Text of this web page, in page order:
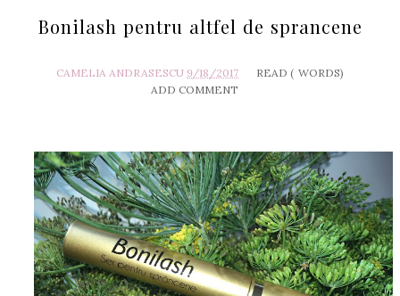
Bonilash pentru altfel de sprancene
CAMELIA ANDRASESCU 9/18/2017 READ ( WORDS)
ADD COMMENT